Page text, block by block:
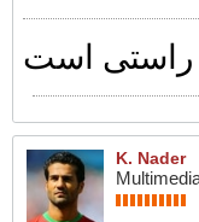
راستی است
K. Nader